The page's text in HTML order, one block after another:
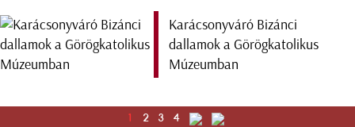
Karácsonyváró Bizánci
dallamok a Görögkatolikus
Múzeumban
1 2 3 4